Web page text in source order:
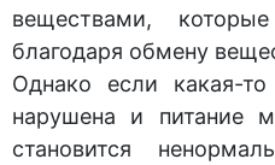
веществами,
благодаря обмену
Однако если какая-
нарушена и питание
становится